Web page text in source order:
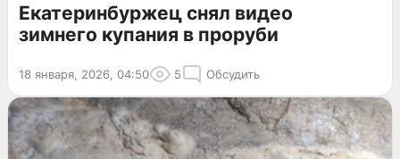
Екатеринбуржец снял видео
зимнего купания в проруби
18 января, 2026, 04:50 5 Обсудить